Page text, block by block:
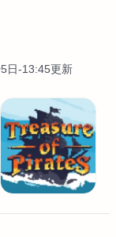
日-13:45更新